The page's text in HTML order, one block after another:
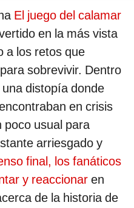
El juego del calamar
en la más vista
a los retos que
sobrevivir. Dentro
distopía donde
en crisis
poco usual para
arriesgado y
final, los fanáticos
y reaccionar en
de la historia de